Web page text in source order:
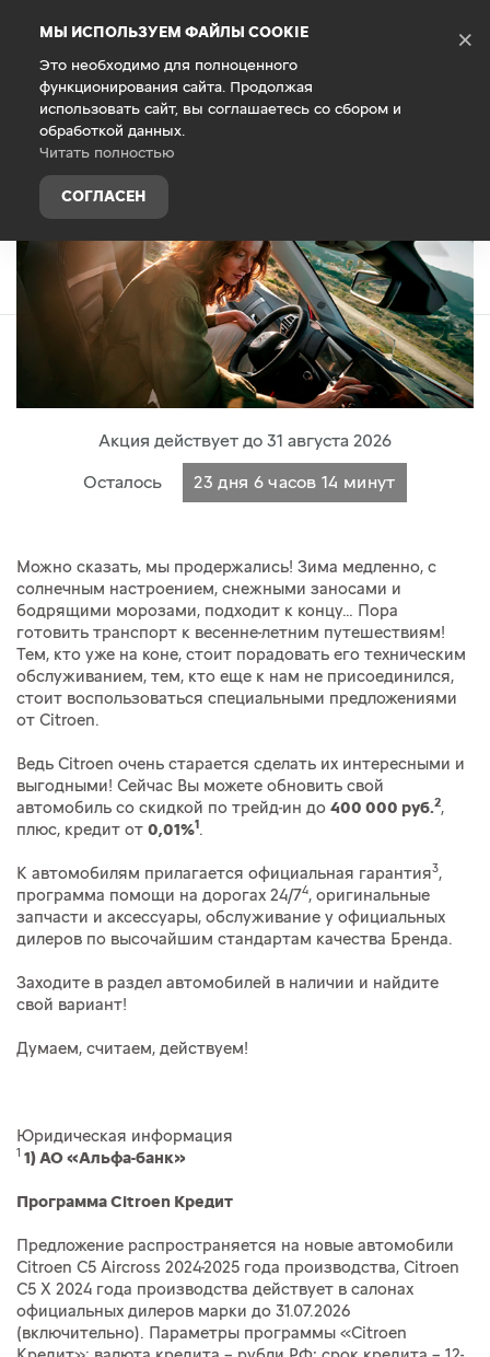
МЫ ИСПОЛЬЗУЕМ ФАЙЛЫ COOKIE
Это необходимо для полноценного
функционирования сайта. Продолжая
использовать сайт, вы соглашаетесь со сбором и
обработкой данных.
Читать полностью
СОГЛАСЕН
×
Привлекательный кредит от 0,01%
Акция действует до 31 августа 2026
Осталось 23 дня 6 часов 14 минут
Можно сказать, мы продержались! Зима медленно, с
солнечным настроением, снежными заносами и
бодрящими морозами, подходит к концу… Пора
готовить транспорт к весенне-летним путешествиям!
Тем, кто уже на коне, стоит порадовать его техническим
обслуживанием, тем, кто еще к нам не присоединился,
стоит воспользоваться специальными предложениями
от Citroen.
Ведь Citroen очень старается сделать их интересными и
выгодными! Сейчас Вы можете обновить свой
автомобиль со скидкой по трейд-ин до 400 000 руб.2,
плюс, кредит от 0,01%1 .
К автомобилям прилагается официальная гарантия3,
программа помощи на дорогах 24/74, оригинальные
запчасти и аксессуары, обслуживание у официальных
дилеров по высочайшим стандартам качества Бренда.
Заходите в раздел автомобилей в наличии и найдите
свой вариант!
Думаем, считаем, действуем!
Юридическая информация
1 1) АО «Альфа-банк»
Программа Citroen Кредит
Предложение распространяется на новые автомобили
Citroen C5 Aircross 2024-2025 года производства, Citroen
C5 X 2024 года производства действует в салонах
официальных дилеров марки до 31.07.2026
(включительно). Параметры программы «Citroen